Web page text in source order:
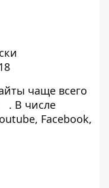
чаще всего
. В числе
Facebook,